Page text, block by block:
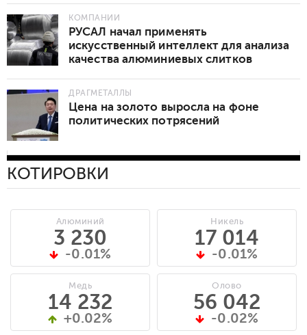
КОМПАНИИ
РУСАЛ начал применять
искусственный интеллект для анализа
качества алюминиевых слитков
ДРАГМЕТАЛЛЫ
Цена на золото выросла на фоне
политических потрясений
КОТИРОВКИ
Алюминий
3 230
-0.01%
Медь
14 232
+0.02%
Никель
17 014
-0.01%
Олово
56 042
-0.02%